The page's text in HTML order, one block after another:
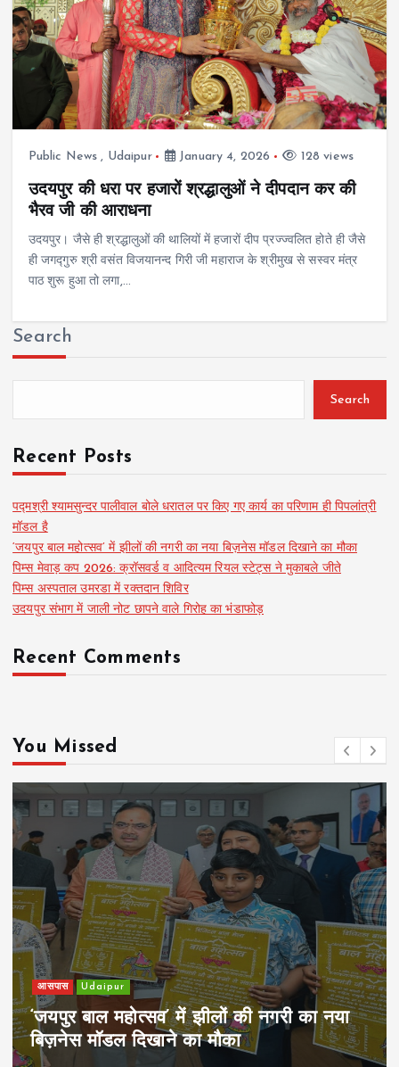
Public News , Udaipur January 4, 2026 128 views
उदयपुर की धरा पर हजारों श्रद्धालुओं ने दीपदान कर की
भैरव जी की आराधना
उदयपुर। जैसे ही श्रद्धालुओं की थालियों में हजारों दीप प्रज्ज्वलित होते ही जैसे
ही जगद्गुरु श्री वसंत विजयानन्द गिरी जी महाराज के श्रीमुख से सस्वर मंत्र
पाठ शुरू हुआ तो लगा,…
Search
Search
Recent Posts
पद्मश्री श्यामसुन्दर पालीवाल बोले धरातल पर किए गए कार्य का परिणाम ही पिपलांत्री
मॉडल है
‘जयपुर बाल महोत्सव’ में झीलों की नगरी का नया बिज़नेस मॉडल दिखाने का मौका
पिम्स मेवाड़ कप 2026: क्रॉसवर्ड व आदित्यम रियल स्टेट्स ने मुकाबले जीते
पिम्स अस्पताल उमरडा में रक्तदान शिविर
उदयपुर संभाग में जाली नोट छापने वाले गिरोह का भंडाफोड़
Recent Comments
You Missed
खेल Udaipur
पिम्स मेवाड़ कप 2026: क्रॉसवर्ड व आदित्यम
रियल स्टेट्स ने मुकाबले जीते